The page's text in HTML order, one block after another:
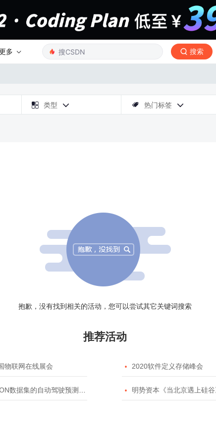
多 搜索
 类型   热门标签 
抱歉，没有找到相关的活动，您可以尝试其它关键词搜索
推荐活动
物联网在线展会  2020软件定义存储峰会
集的自动驾驶预测模型挑战赛  明势资本《当北京遇上硅谷》系列